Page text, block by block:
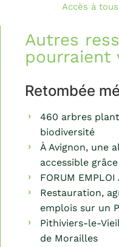
Accès à
Autres
pourraient
Retombée
460 arbres
biodiversité
À Avignon, une
accessible
FORUM EMPLOI
Restauration,
emplois sur un
Pithiviers-le-
de Morailles